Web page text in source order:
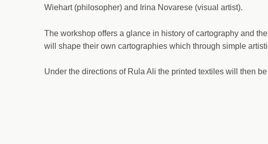
Wiehart (philosopher) and Irina Novarese (visual artist).
The workshop offers a glance in history of cartography and
will shape their own cartographies which through simple
Under the directions of Rula Ali the printed textiles will then